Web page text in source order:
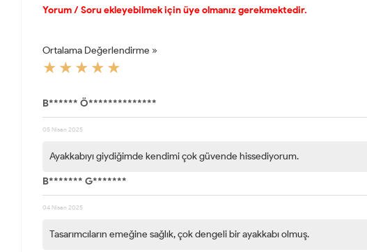
Yorum / Soru ekleyebilmek için üye olmanız gerekmektedir.
Ortalama Değerlendirme »
B****** Ö**************
05 Nisan 2025
Ayakkabıyı giydiğimde kendimi çok güvende hissediyorum.
B******* G*******
04 Nisan 2025
Tasarımcıların emeğine sağlık, çok dengeli bir ayakkabı olmuş.